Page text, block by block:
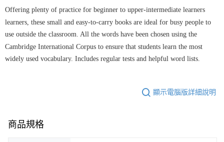
Offering plenty of practice for beginner to upper-intermediate learners
learners, these small and easy-to-carry books are ideal for busy people to
use outside the classroom. All the words have been chosen using the
Cambridge International Corpus to ensure that students learn the most
widely used vocabulary. Includes regular tests and helpful word lists.
顯示電腦版詳細說明
商品規格